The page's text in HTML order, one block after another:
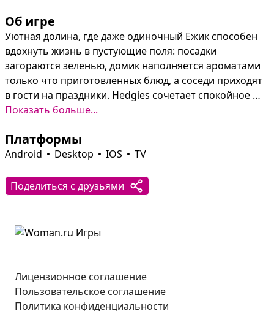
Об игре
Уютная долина, где даже одиночный Ежик способен
вдохнуть жизнь в пустующие поля: посадки
загораются зеленью, домик наполняется ароматами
только что приготовленных блюд, а соседи приходят
в гости на праздники. Hedgies сочетает спокойное
хозяйствование с весёлыми фестивалями — каждое
постройки и рецепты.
Выполняя задания Овечки, Бобра, Кролика и Енота,
фестивалях за монеты и украшать ферму по душе. В
свободное время — рыбалка, кулинарные
креатив и умение шиться можно выиграть забавную
Показать больше...
Платформы
Android Desktop IOS TV
Поделиться с друзьями
Лицензионное соглашение
Пользовательское соглашение
Политика конфиденциальности